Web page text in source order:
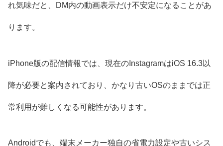
れ気味だと、DM内の動画表示だけ不安定になることがあ
ります。
iPhone版の配信情報では、現在のInstagramはiOS 16.3以
降が必要と案内されており、かなり古いOSのままでは正
常利用が難しくなる可能性があります。
Androidでも、端末メーカー独自の省電力設定や古いシス